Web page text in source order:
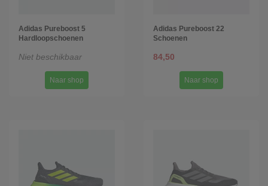
Adidas Pureboost 5
Hardloopschoenen
Niet beschikbaar
Naar shop
Adidas Pureboost 22
Schoenen
84,50
Naar shop